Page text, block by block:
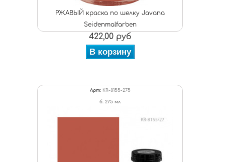
РЖАВЫЙ краска по шелку Javana
Seidenmalfarben
422,00 руб
В корзину
Арт: KR-8155-275
б. 275 мл